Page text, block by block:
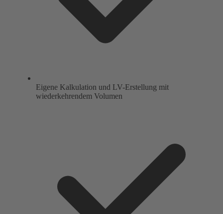
Eigene Kalkulation und LV-Erstellung mit
wiederkehrendem Volumen